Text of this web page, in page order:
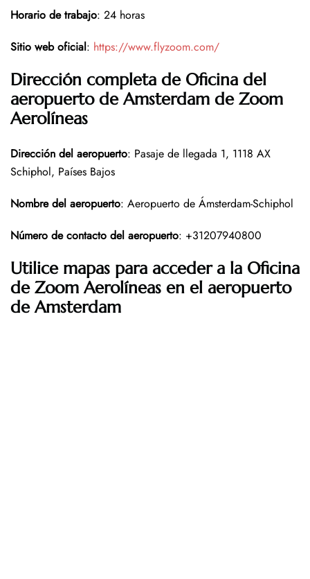
Horario de trabajo: 24 horas
Sitio web oficial: https://www.flyzoom.com/
Dirección completa de Oficina del
aeropuerto de Amsterdam de Zoom
Aerolíneas
Dirección del aeropuerto: Pasaje de llegada 1, 1118 AX
Schiphol, Países Bajos
Nombre del aeropuerto: Aeropuerto de Ámsterdam-Schiphol
Número de contacto del aeropuerto: +31207940800
Utilice mapas para acceder a la Oficina
de Zoom Aerolíneas en el aeropuerto
de Amsterdam